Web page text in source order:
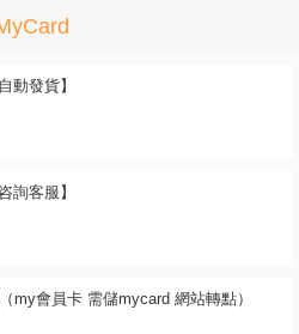
動發貨】
詢客服】
my會員卡 需儲mycard 網站轉點）